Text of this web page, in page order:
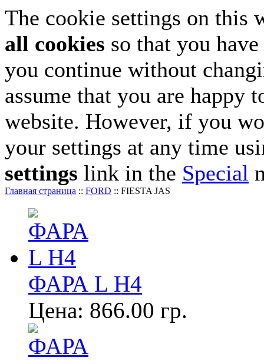
The cookie settings on this
all cookies so that you
you continue without
assume that you are happy
website. However, if you
your settings at any time
settings link in the Special
Главная страница :: FORD :: FIESTA JAS
ФАРА L Н4
Цена: 866.00 гр.